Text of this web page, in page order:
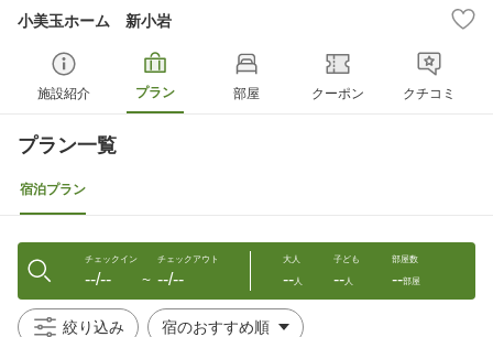
小美玉ホーム 新小岩
施設紹介 プラン 部屋 クーポン クチコミ
プラン一覧
宿泊プラン
チェックイン
--/-- 〜
チェックアウト
--/--
大人
--人
子ども
--人
部屋数
--部屋
絞り込み